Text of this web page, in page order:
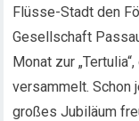
Flüsse-Stadt den
Gesellschaft
Monat zur
versammelt. Schon
großes Jubiläum